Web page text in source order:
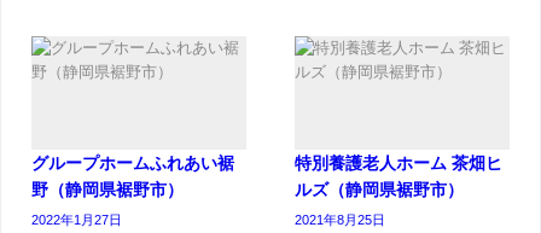
グループホームふれあい裾
野（静岡県裾野市）
2022年1月27日
特別養護老人ホーム 茶畑ヒ
ルズ（静岡県裾野市）
2021年8月25日